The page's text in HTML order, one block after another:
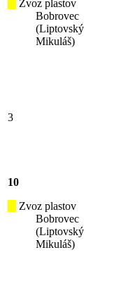
Zvoz plastov
Bobrovec
(Liptovský
Mikuláš)
3
10
Zvoz plastov
Bobrovec
(Liptovský
Mikuláš)